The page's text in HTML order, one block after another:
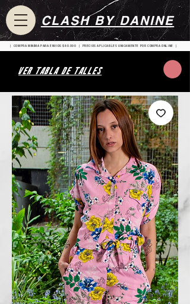
| COMPRA MINIMA PARA ENVIOS $80.000 | PRECIOS APLICABLES UNICAMENTE POR COMPRA ONLINE |
CLASH BY DANINE
VER TABLA DE TALLES